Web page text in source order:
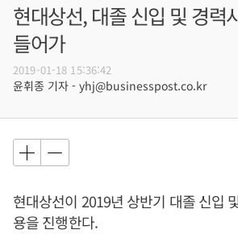
현대상선, 대졸 신입 및 경력
들어가
2019-01-18 15:36:42
윤휘종 기자 - yhj@businesspost.co.kr
현대상선이 2019년 상반기 대졸 신입
용을 진행한다.